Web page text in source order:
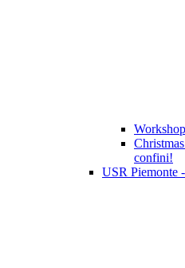
confini!
USR Piemonte